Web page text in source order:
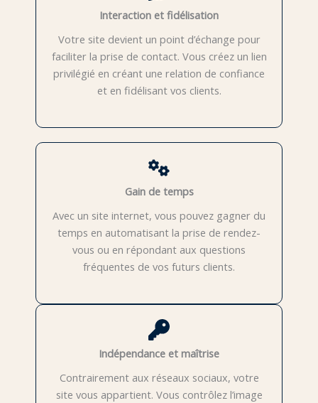
Interaction et fidélisation
Votre site devient un point d’échange pour
faciliter la prise de contact. Vous créez un lien
privilégié en créant une relation de confiance
et en fidélisant vos clients.
Gain de temps
Avec un site internet, vous pouvez gagner du
temps en automatisant la prise de rendez-
vous ou en répondant aux questions
fréquentes de vos futurs clients.
Indépendance et maîtrise
Contrairement aux réseaux sociaux, votre
site vous appartient. Vous contrôlez l’image